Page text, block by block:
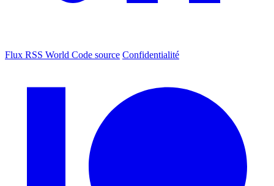
Flux RSS World Code source Confidentialité